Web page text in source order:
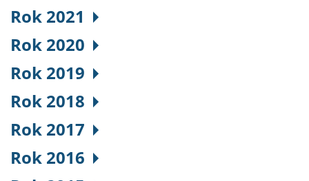
Rok 2021
Rok 2020
Rok 2019
Rok 2018
Rok 2017
Rok 2016